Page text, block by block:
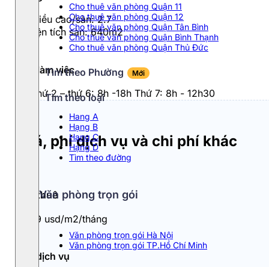
Cho thuê văn phòng Quận 11
Cho thuê văn phòng Quận 12
Cho thuê văn phòng Quận Tân Bình
Cho thuê văn phòng Quận Bình Thạnh
Cho thuê văn phòng Quận Thủ Đức
Tìm theo Phường Mới
Tìm theo loại
Hang A
Hạng B
Hạng C
Hạng D
Tìm theo đường
Văn phòng trọn gói
Văn phòng trọn gói Hà Nội
Văn phòng trọn gói TP.Hồ Chí Minh
- Chiều cao/sàn: 2.7
- Diện tích sàn: 640m2
Giờ làm việc
Từ thứ 2 – thứ 6: 8h -18h Thứ 7: 8h - 12h30
Giá, phí dịch vụ và chi phí khác
Giá thuê
8 - 9 usd/m2/tháng
Phí dịch vụ